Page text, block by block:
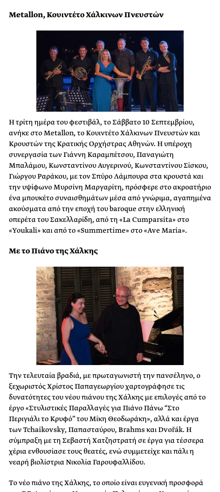
Metallon, Κουιντέτο Χάλκινων Πνευστών
Η τρίτη ημέρα του φεστιβάλ, το Σάββατο 10 Σεπτεμβρίου,
ανήκε στο Metallon, το Κουιντέτο Χάλκινων Πνευστών και
Κρουστών της Κρατικής Ορχήστρας Αθηνών. Η υπέροχη
συνεργασία των Γιάννη Καραμπέτσου, Παναγιώτη
Μπαλάμου, Κωνσταντίνου Αυγερινού, Κωνσταντίνου Σίσκου,
Γιώργου Ραράκου, με τον Σπύρο Λάμπουρα στα κρουστά και
την υψίφωνο Μυρσίνη Μαργαρίτη, πρόσφερε στο ακροατήριο
ένα μπουκέτο συναισθημάτων μέσα από γνώριμα, αγαπημένα
ακούσματα από την εποχή του baroque στην ελληνική
οπερέτα του Σακελλαρίδη, από τη «La Cumparsita» στο
«Youkali» και από το «Summertime» στο «Ave Maria».
Με το Πιάνο της Χάλκης
Την τελευταία βραδιά, με πρωταγωνιστή την πανσέληνο, ο
ξεχωριστός Χρίστος Παπαγεωργίου χαρτογράφησε τις
δυνατότητες του νέου πιάνου της Χάλκης με επιλογές από το
έργο «Στυλιστικές Παραλλαγές για Πιάνο Πάνω “Στο
Περιγιάλι το Κρυφό” του Μίκη Θεοδωράκη», αλλά και έργα
των Tchaikovsky, Παπασταύρου, Brahms και Dvořák. Η
σύμπραξη με τη Σεβαστή Χατζηστρατή σε έργα για τέσσερα
χέρια ενθουσίασε τους θεατές, ενώ συμμετείχε και πάλι η
νεαρή βιολίστρια Νικολία Γαρουφαλλίδου.
Tο νέο πιάνο της Χάλκης, το οποίο είναι ευγενική προσφορά